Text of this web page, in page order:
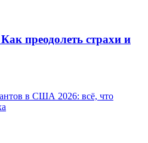
преодолеть страхи и